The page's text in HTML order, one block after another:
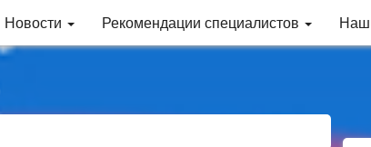
Новости Рекомендации специалистов